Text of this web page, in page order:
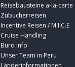
Reisebausteine a-la-carte
Zubucherreisen
Incentive Reisen / M.I.C.E
Cruise Handling
Büro Info
Unser Team in Peru
Länderinformationen